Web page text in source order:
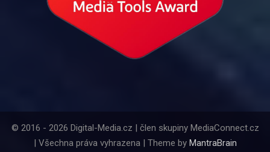
© 2016 - 2026 Digital-Media.cz | člen skupiny MediaConnect.cz
| Všechna práva vyhrazena | Theme by MantraBrain